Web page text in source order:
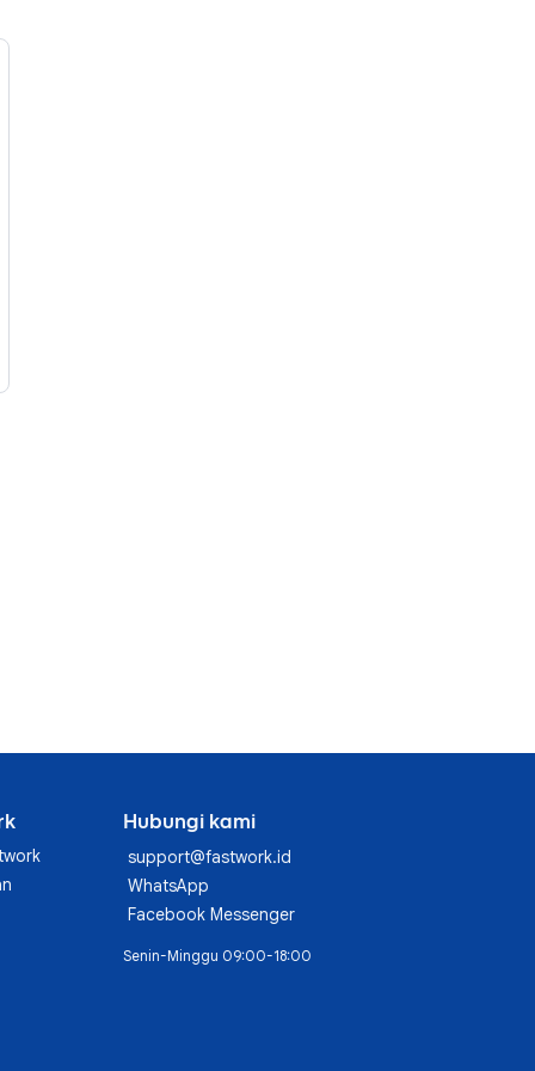
Hubungi kami
support@fastwork.id
WhatsApp
Facebook Messenger
Senin-Minggu 09:00-18:00